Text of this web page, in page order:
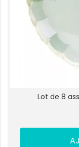
Lot de 8